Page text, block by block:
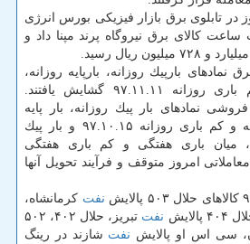
در تابلوی برق بازار فیزیكی بورس انرژی
ساعت كالای برق نیروگاه پرند مپنا داد و
بارپیك روزانه، بارپایه روزانه،
میان باری روزانه و كم باری روزانه ۹۷.۱۱.۱۱ گشایش یافتند.
نمادهای بار پیك روزانه، بار پایه
روزانه، میان باری روزانه و كم باری روزانه ۹۷.۱۰.۱۵ و بار پیك
میان باری هفتگی و كم باری هفتگی
جلسه معاملاتی امروز متوقف و فرآیند تحویل آنها
نفت كرمانشاه،
نفت
تبریز، حلال ۴۰۲، ۵۰۲
نفت شازند در رینگ